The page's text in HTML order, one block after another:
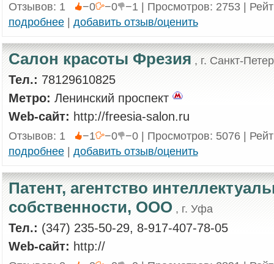
Отзывов: 1 −0 −0
−1 | Просмотров: 2753 |
подробнее| добавить отзыв/оценить
Салон красоты Фрезия , г. Санкт-
Тел.: 78129610825
Метро: Ленинский проспект
Web-сайт: http://freesia-salon.ru
Отзывов: 1 −1 −0
−0 | Просмотров: 5076 |
подробнее| добавить отзыв/оценить
Патент, агентство
собственности, ООО, г. Уфа
Тел.: (347) 235-50-29, 8-917-407-78-05
Web-сайт: http://